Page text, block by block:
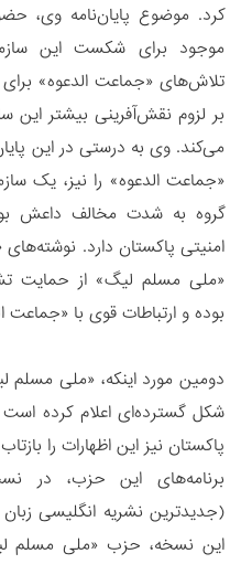
کرد. موضوع پایان‌نامه وی،
موجود برای شکست این
تلاش‌های «جماعت الدعوه» برای
بر لزوم نقش‌آفرینی بیشتر این
می‌کند. وی به درستی در این
«جماعت الدعوه» را نیز، یک
گروه به شدت مخالف داعش
امنیتی پاکستان دارد.
«ملی مسلم لیگ» از حمایت
بوده و ارتباطات قوی با «جماعت
دومین مورد اینکه، «ملی مسلم
شکل گسترده‌ای اعلام کرده است
پاکستان نیز این اظهارات را
(جدیدترین نشریه انگلیسی
این نسخه، حزب «ملی مسلم